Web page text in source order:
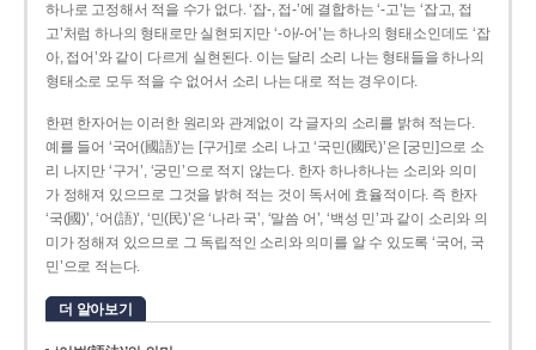
하나로 고정해서 적을 수가 없다. ‘잡-, 접-’에 결합하는 ‘-고’는 ‘잡고, 접
고’처럼 하나의 형태로만 실현되지만 ‘-아/-어’는 하나의 형태소인데도 ‘잡
아, 접어’와 같이 다르게 실현된다. 이는 달리 소리 나는 형태들을 하나의
형태소로 모두 적을 수 없어서 소리 나는 대로 적는 경우이다.
한편 한자어는 이러한 원리와 관계없이 각 글자의 소리를 밝혀 적는다.
예를 들어 ‘국어(國語)’는 [구거]로 소리 나고 ‘국민(國民)’은 [궁민]으로 소
리 나지만 ‘구거’, ‘궁민’으로 적지 않는다. 한자 하나하나는 소리와 의미
가 정해져 있으므로 그것을 밝혀 적는 것이 독서에 효율적이다. 즉 한자
‘국(國)’, ‘어(語)’, ‘민(民)’은 ‘나라 국’, ‘말씀 어’, ‘백성 민’과 같이 소리와 의
미가 정해져 있으므로 그 독립적인 소리와 의미를 알 수 있도록 ‘국어, 국
민’으로 적는다.
더 알아보기